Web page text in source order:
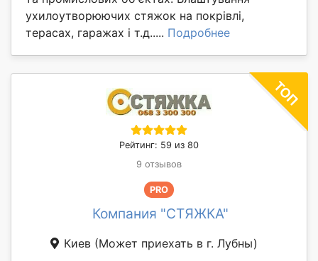
ухилоутворюючих стяжок на покрівлі,
терасах, гаражах і т.д..... Подробнее
Рейтинг: 59 из 80
9 отзывов
PRO
Компания "СТЯЖКА"
Киев (Может приехать в г. Лубны)